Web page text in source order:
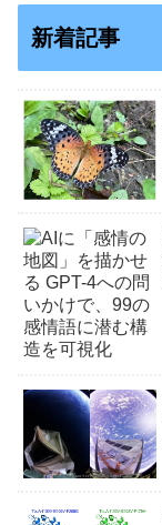
新着記事